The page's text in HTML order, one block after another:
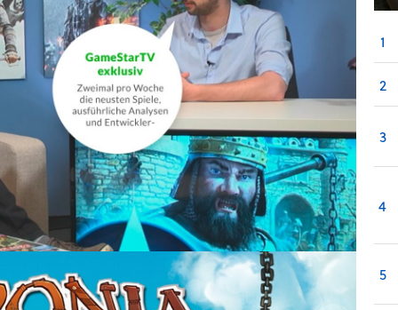
1
2
3
4
5